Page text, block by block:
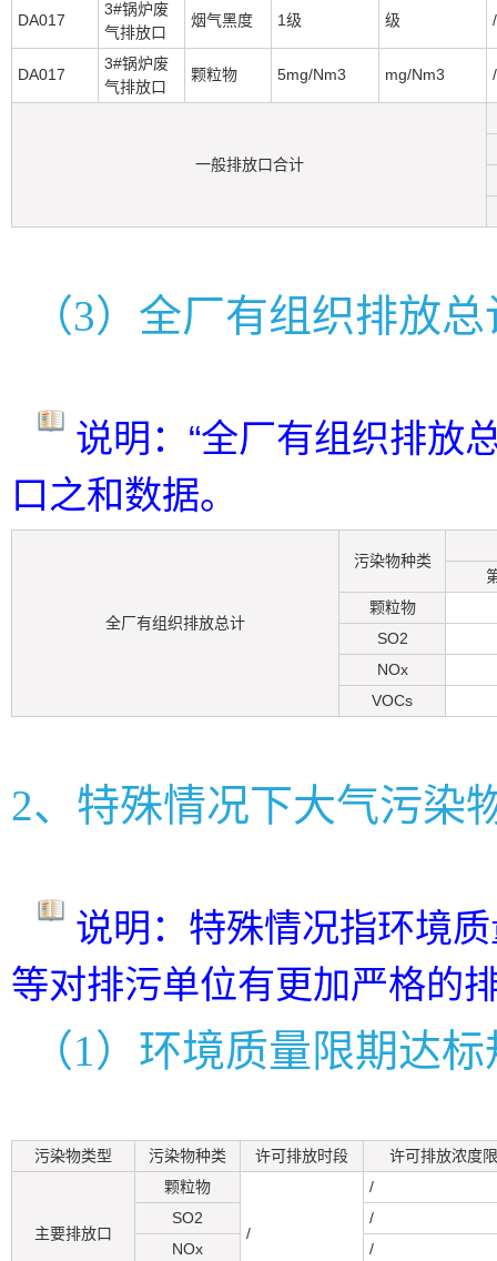
DA017
3#锅炉废
气排放口
烟气黑度 1级 级 /
DA017
3#锅炉废
气排放口
颗粒物 5mg/Nm3 mg/Nm3 /
一般排放口合计
（3）全厂有组织排放总
说明：“全厂有组织排放
口之和数据。
全厂有组织排放总计
污染物种类
颗粒物
SO2
NOx
VOCs
2、特殊情况下大气污染
说明：特殊情况指环境
等对排污单位有更加严格的
（1）环境质量限期达
污染物类型 污染物种类 许可排放时段 许可排放浓度
主要排放口
颗粒物
/
/
SO2
/
NOx
/